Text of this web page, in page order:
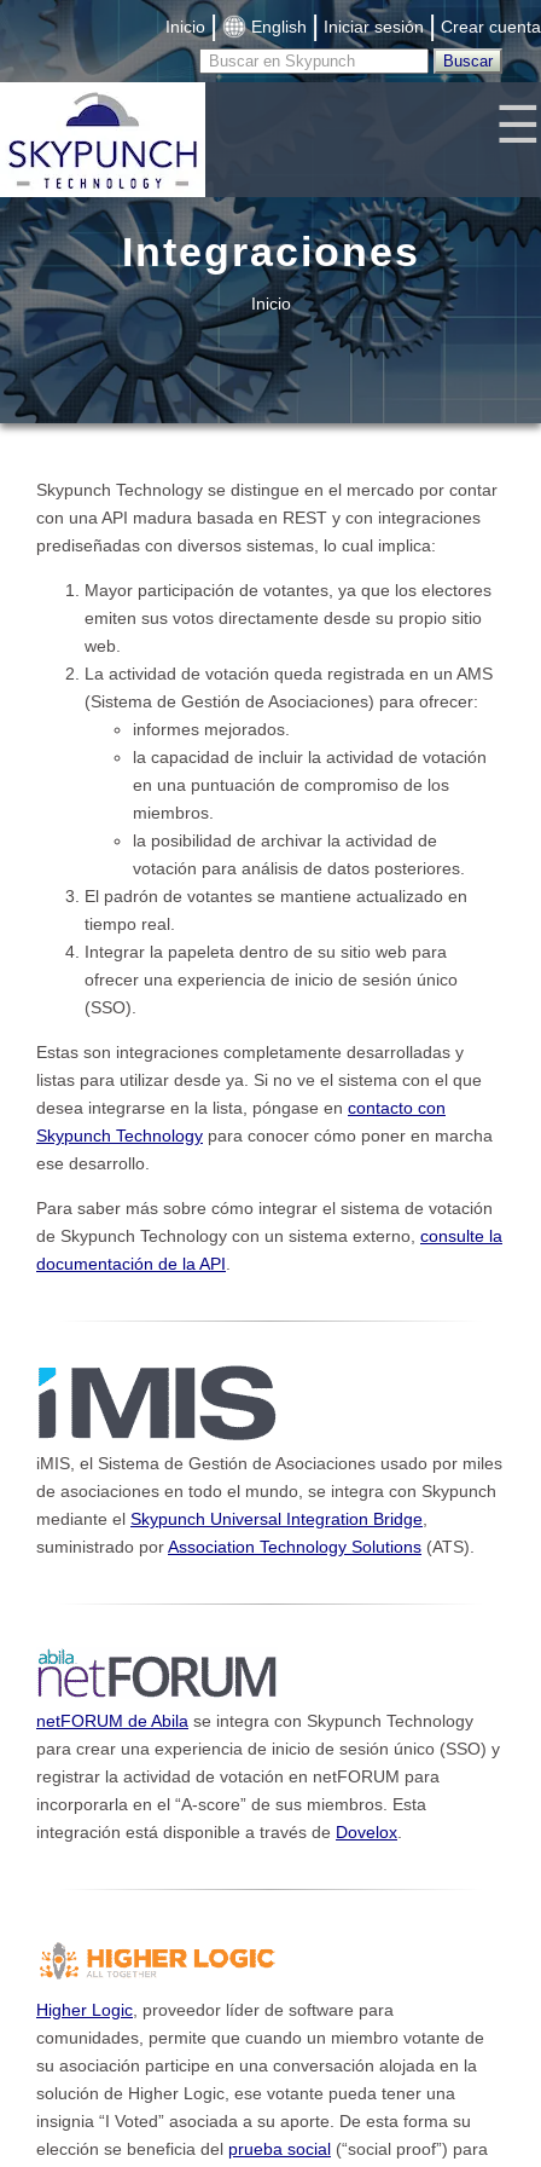
Inicio | English | Iniciar sesión | Crear cuenta
☰
Integraciones
Inicio
Skypunch Technology se distingue en el mercado por contar
con una API madura basada en REST y con integraciones
prediseñadas con diversos sistemas, lo cual implica:
Mayor participación de votantes, ya que los electores
emiten sus votos directamente desde su propio sitio
web.
La actividad de votación queda registrada en un AMS
(Sistema de Gestión de Asociaciones) para ofrecer:
informes mejorados.
la capacidad de incluir la actividad de votación
en una puntuación de compromiso de los
miembros.
la posibilidad de archivar la actividad de
votación para análisis de datos posteriores.
El padrón de votantes se mantiene actualizado en
tiempo real.
Integrar la papeleta dentro de su sitio web para
ofrecer una experiencia de inicio de sesión único
(SSO).
Estas son integraciones completamente desarrolladas y
listas para utilizar desde ya. Si no ve el sistema con el que
desea integrarse en la lista, póngase en contacto con
Skypunch Technology para conocer cómo poner en marcha
ese desarrollo.
Para saber más sobre cómo integrar el sistema de votación
de Skypunch Technology con un sistema externo, consulte la
documentación de la API
iMIS, el Sistema de Gestión de Asociaciones usado por miles
de asociaciones en todo el mundo, se integra con Skypunch
mediante el Skypunch Universal Integration Bridge
suministrado porAssociation Technology Solutions (ATS).
netFORUM de Abila se integra con Skypunch Technology
para crear una experiencia de inicio de sesión único (SSO) y
registrar la actividad de votación en netFORUM para
incorporarla en el “A-score” de sus miembros. Esta
integración está disponible a través de Dovelox
Higher Logic , proveedor líder de software para
comunidades, permite que cuando un miembro votante de
su asociación participe en una conversación alojada en la
solución de Higher Logic, ese votante pueda tener una
insignia “I Voted” asociada a su aporte. De esta forma su
elección se beneficia del prueba social (“social proof”) para